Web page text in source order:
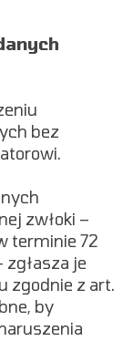
bez
zwłoki –
terminie 72
je
zgodnie z art.
by